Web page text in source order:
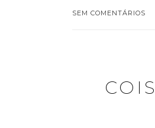
SEM COMENTÁRIOS